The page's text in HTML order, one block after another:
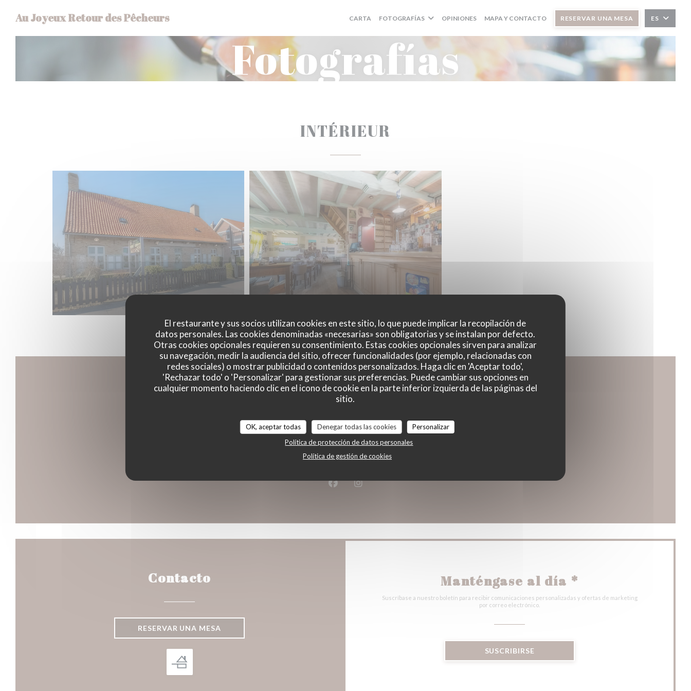
El restaurante y sus socios utilizan cookies en este sitio, lo que puede implicar la recopilación de
datos personales. Las cookies denominadas «necesarias» son obligatorias y se instalan por defecto.
Otras cookies opcionales requieren su consentimiento. Estas cookies opcionales sirven para analizar
su navegación, medir la audiencia del sitio, ofrecer funcionalidades (por ejemplo, relacionadas con
redes sociales) o mostrar publicidad o contenidos personalizados. Haga clic en 'Aceptar todo',
'Rechazar todo' o 'Personalizar' para gestionar sus preferencias. Puede cambiar sus opciones en
cualquier momento haciendo clic en el icono de cookie en la parte inferior izquierda de las páginas del
sitio.
OK, aceptar todas Denegar todas las cookies
Personalizar
Política de protección de datos personales
Política de gestión de cookies
Au Joyeux Retour des Pêcheurs CARTA FOTOGRAFÍAS OPINIONES MAPA Y CONTACTO RESERVAR UNA MESA ES
Fotografías
INTÉRIEUR
Mapa y Contacto
93 Rue du Général de Gaulle 59123 Zuydcoote
Facebook ((abre en una nueva ventana))
Instagram ((abre en una nueva ventana))
Contacto
RESERVAR UNA MESA
Manténgase al día *
Suscríbase a nuestro boletín para recibir comunicaciones personalizadas y ofertas de marketing
por correo electrónico.
SUSCRIBIRSE